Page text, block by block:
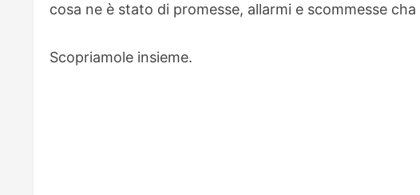
cosa ne è stato di promesse, allarmi e scommesse
Scopriamole insieme.